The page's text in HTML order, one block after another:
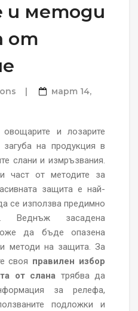
и методи
от
март 14,
и лозарите
на продукция в
слани и измръзвания.
част от методите за
защита е най-
се използва предимно
Веднъж засадена
да бъде опазена
методи на защита. За
своя правилен избор
от слана трябва да
за релефа,
подложки и